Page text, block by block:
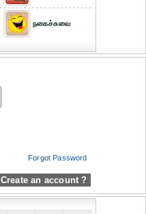
நகைச்சுவை
Forgot Password
Create an account ?